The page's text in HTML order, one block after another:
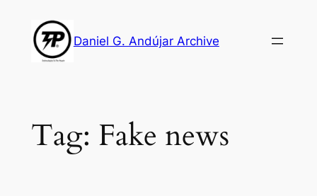
content
Daniel G. Andújar Archive
Tag: Fake news